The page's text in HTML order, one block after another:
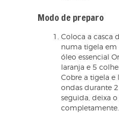
Modo de preparo
Coloca a casca
numa tigela
óleo essencial
laranja e 5
Cobre a tigela e
ondas durante
seguida, deixa